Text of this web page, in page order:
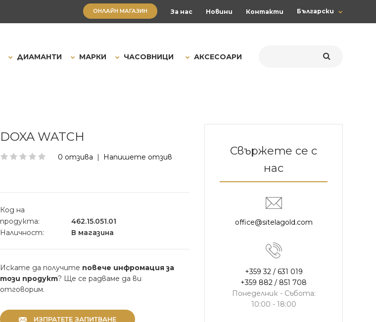
Български
ОНЛАЙН МАГАЗИН За нас Новини Контакти
ДИАМАНТИ МАРКИ ЧАСОВНИЦИ АКСЕСОАРИ
DOXA WATCH
0 отзива | Напишете отзив
Код на
продукта:
462.15.051.01
Наличност:
В магазина
Искате да получите повече инфромация за
този продукт? Ще се радваме да ви
отговорим.
ИЗПРАТЕТЕ ЗАПИТВАНЕ
Свържете се с
нас
office@sitelagold.com
+359 32 / 631 019
+359 882 / 851 708
Понеделник - Събота:
10:00 - 18:00